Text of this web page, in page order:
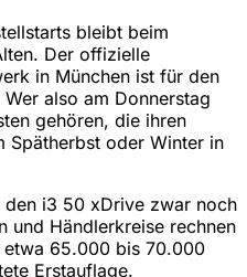
bleibt beim
Der offizielle
in München ist für den
also am Donnerstag
gehören, die ihren
Spätherbst oder Winter in
den i3 50 xDrive zwar noch
und Händlerkreise rechnen
etwa 65.000 bis 70.000
Erstauflage.